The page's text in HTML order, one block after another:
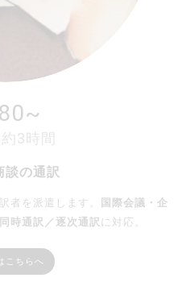
3時間
談の通訳
者を派遣します。
国際会議・企
同時通訳／逐次通訳 に対応。
こちらへ